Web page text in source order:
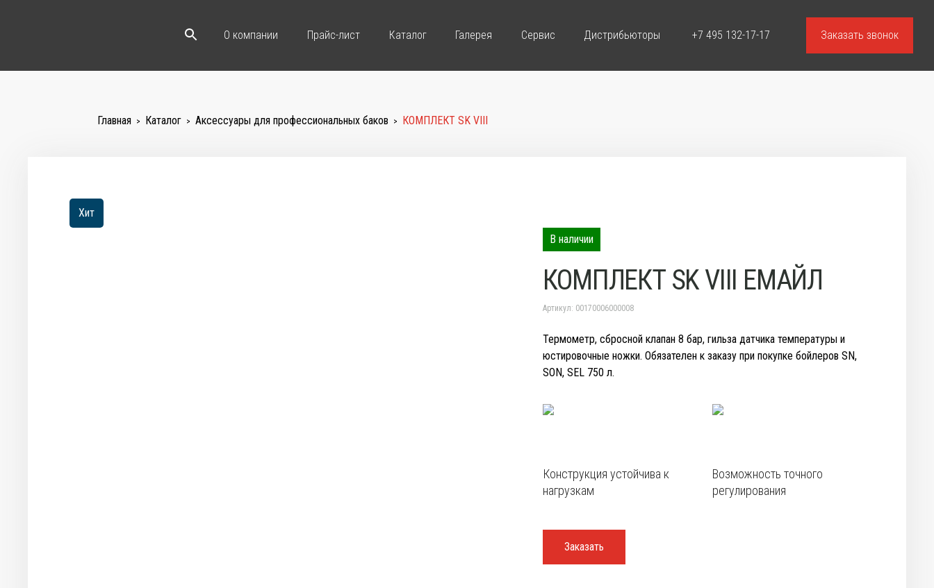
О компании Прайс-лист Каталог Галерея Сервис Дистрибьюторы +7 495 132-17-17 Заказать звонок
Главная > Каталог > Аксессуары для профессиональных баков > КОМПЛЕКТ SK VIII
Хит
В наличии
КОМПЛЕКТ SK VIII ЕМАЙЛ
Артикул: 00170006000008
Термометр, сбросной клапан 8 бар, гильза датчика температуры и
юстировочные ножки. Обязателен к заказу при покупке бойлеров SN,
SON, SEL 750 л.
Конструкция устойчива к
нагрузкам
Возможность точного
регулирования
Заказать
Рекомендованные интернет-цены